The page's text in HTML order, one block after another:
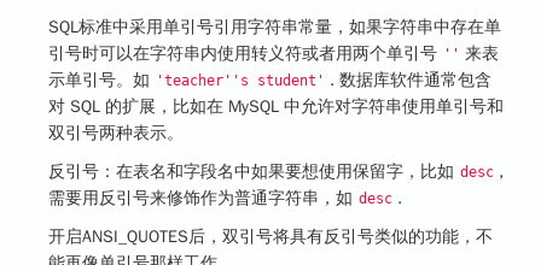
SQL标准中采用单引号引用字符串常量，如果字符串中存在单
引号时可以在字符串内使用转义符或者用两个单引号 '' 来表
示单引号。如
'teacher''s student' . 数据库软件通常包含
对 SQL 的扩展，比如在 MySQL 中允许对字符串使用单引号和
双引号两种表示。
反引号：在表名和字段名中如果要想使用保留字，比如 desc ,
需要用反引号来修饰作为普通字符串，如 desc .
开启ANSI_QUOTES后，双引号将具有反引号类似的功能，不